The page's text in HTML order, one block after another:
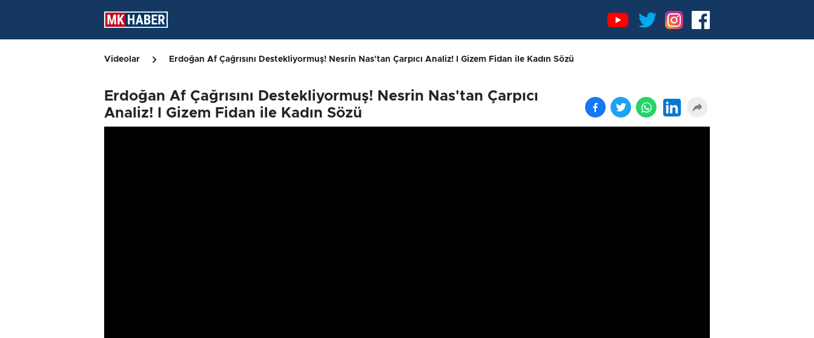
Videolar Erdoğan Af Çağrısını Destekliyormuş! Nesrin Nas'tan Çarpıcı Analiz! I Gizem Fidan ile Kadın Sözü
Erdoğan Af Çağrısını Destekliyormuş! Nesrin Nas'tan Çarpıcı
Analiz! I Gizem Fidan ile Kadın Sözü